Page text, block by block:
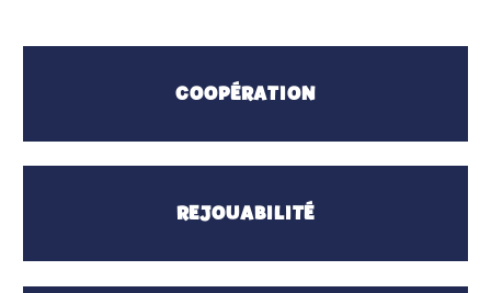
COOPÉRATION
REJOUABILITÉ